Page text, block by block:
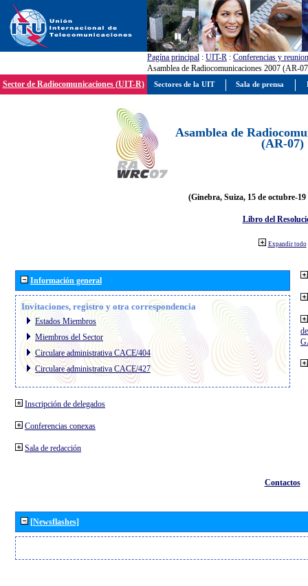
Pagína principal : UIT-R : Conferencias y
Asamblea de Radiocomunicaciones 2007 (AR-
Sector de Radiocomunicaciones (UIT-R)
Asamblea de
(AR-07)
(Ginebra, Suiza, 15 de octubre-19
Libro del
Expandir todo
Información general
Invitaciones, registro y otra correspondencia
Estados Miembros
Miembros del Sector
Circulare administrativa CACE/404
Circulare administrativa CACE/427
Inscripción de delegados
Conferencias conexas
Sala de redacción
Contactos
[Newsflashes]
Sectores de la UIT Sala de prensa